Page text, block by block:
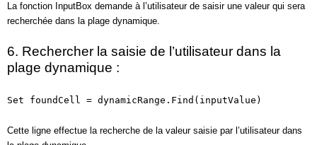
La fonction InputBox demande à l’utilisateur de saisir une valeur qui sera
recherchée dans la plage dynamique.
6. Rechercher la saisie de l’utilisateur dans la
plage dynamique :
Set foundCell = dynamicRange.Find(inputValue)
Cette ligne effectue la recherche de la valeur saisie par l’utilisateur dans